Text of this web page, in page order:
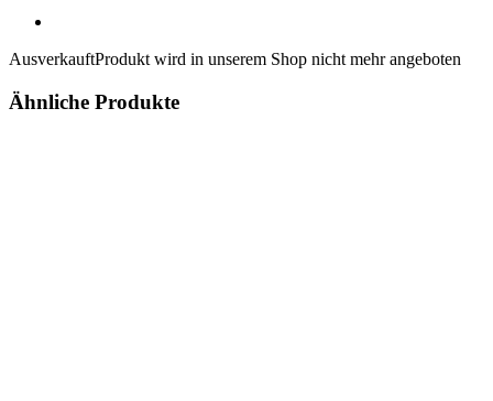
AusverkauftProdukt wird in unserem Shop nicht mehr angeboten
Ähnliche Produkte